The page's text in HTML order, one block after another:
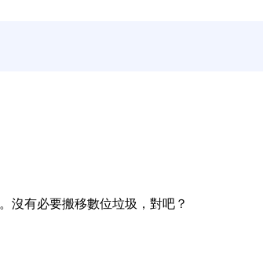
沒有必要搬移數位垃圾，對吧？